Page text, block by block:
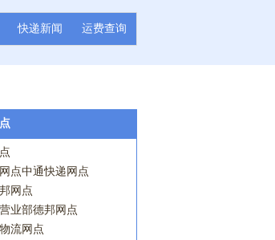
快递新闻 运费查询
点中通快递网点
网点
业部德邦网点
流网点